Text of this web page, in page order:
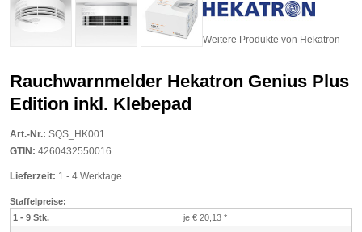
Weitere Produkte von Hekatron
Rauchwarnmelder Hekatron Genius Plus
Edition inkl. Klebepad
Art.-Nr.: SQS_HK001
GTIN: 4260432550016
Lieferzeit: 1 - 4 Werktage
Staffelpreise:
1 - 9 Stk.
je € 20,13 *